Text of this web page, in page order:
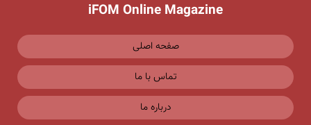
iFOM Online Magazine
صفحه اصلی
تماس با ما
درباره ما